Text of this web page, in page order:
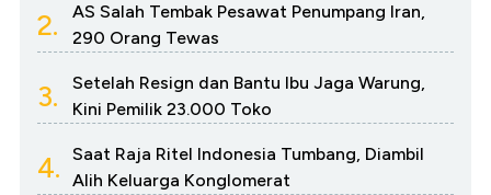
2.
AS Salah Tembak Pesawat Penumpang Iran,
290 Orang Tewas
3.
Setelah Resign dan Bantu Ibu Jaga Warung,
Kini Pemilik 23.000 Toko
4.
Saat Raja Ritel Indonesia Tumbang, Diambil
Alih Keluarga Konglomerat